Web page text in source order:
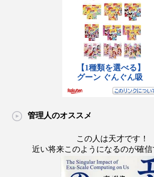
管理人のオススメ
この人は天才です！
近い将来このようになるのが確信